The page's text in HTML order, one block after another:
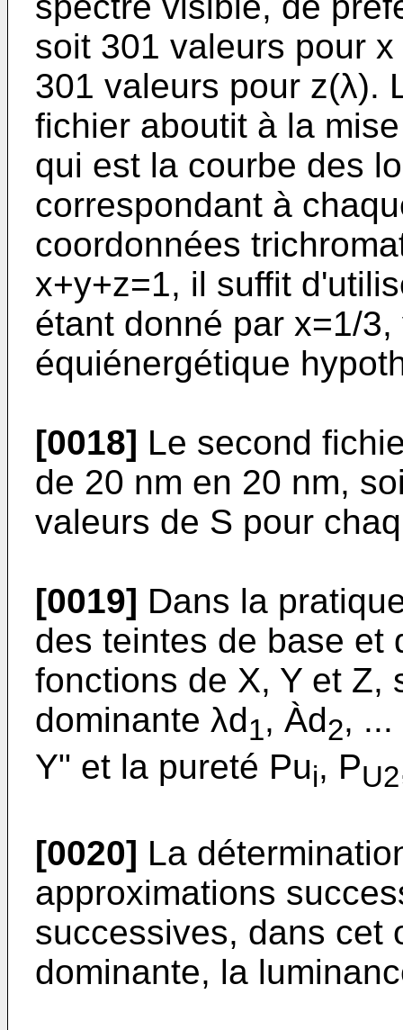
soit 301 valeurs pour
301 valeurs pour z(λ).
fichier aboutit à la
qui est la courbe des
correspondant à
coordonnées
x+y+z=1, il suffit
étant donné par x=1/
équiénergétique
[0018] Le second
de 20 nm en 20 nm,
valeurs de S pour
[0019] Dans la
des teintes de base et
fonctions de X, Y et Z,
dominante λd1, Àd2, ...
Y" et la pureté Pui, PU2
[0020] La
approximations
successives, dans cet
dominante, la